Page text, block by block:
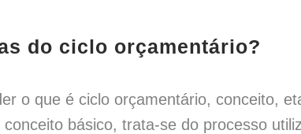
do ciclo orçamentário?
o que é ciclo orçamentário, conceito,
básico, trata-se do processo